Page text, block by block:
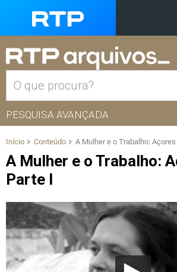
PESQUISA AVANÇADA
Início Conteúdo A Mulher e o Trabalho:
A Mulher e o Trabalho:
Parte I